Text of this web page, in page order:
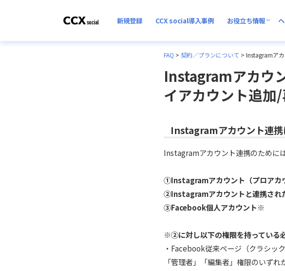
新規登録 CCX social導入事例 お役立ち情報
FAQ > 契約／プランについて > Instagramア
Instagramアカウ
イアカウント追加/
Instagramアカウント連携
Instagramアカウント連携のために
①Instagramアカウント（プロアカ
②Instagramアカウントと連携され
③Facebook個人アカウント※
※②に対し以下の権限を持っている
・Facebook従来ページ（クラシッ
「管理者」「編集者」権限のいずれ